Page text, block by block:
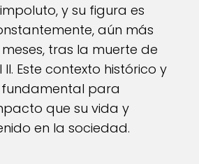
y su figura es
aún más
tras la muerte de
Este contexto histórico y
para
que su vida y
en la sociedad.